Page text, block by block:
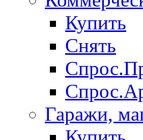
Купить
Снять
Гаражи,